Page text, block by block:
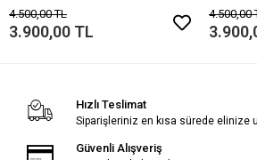
4.500,00 TL
3.900,00 TL
4.500,00
Hızlı Teslimat
Siparişleriniz en kısa sürede elinize
Güvenli Alışveriş